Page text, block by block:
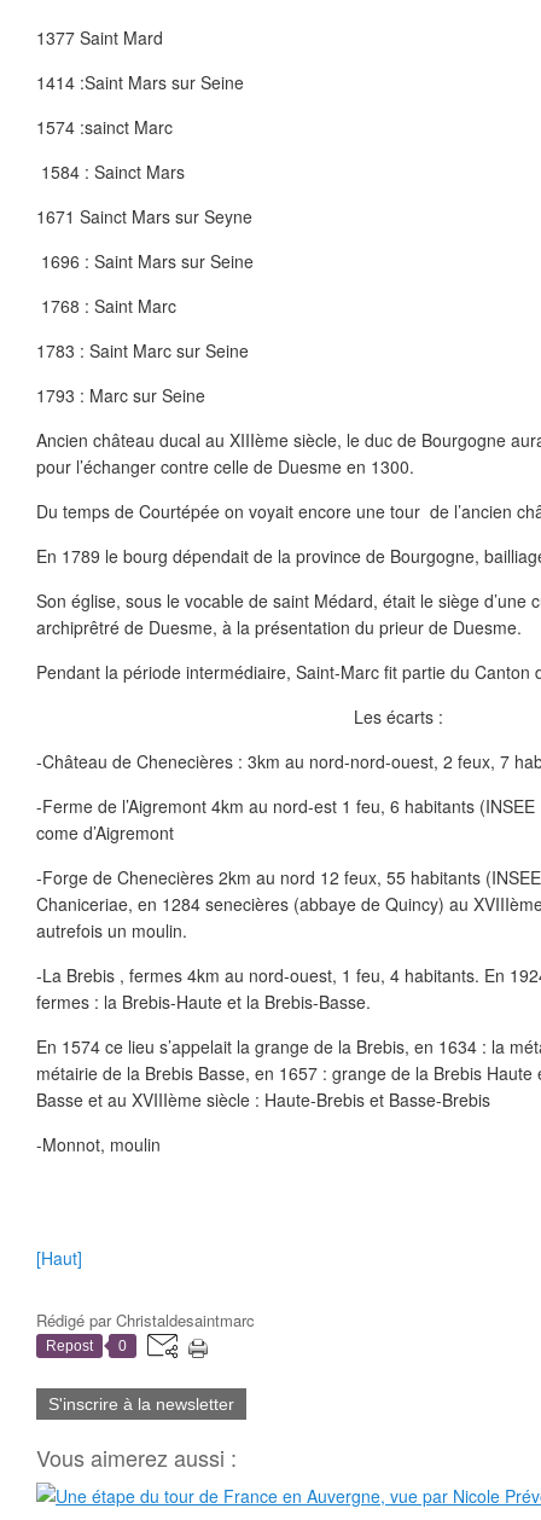
1377 Saint Mard
1414 :Saint Mars sur Seine
1574 :sainct Marc
1584 : Sainct Mars
1671 Sainct Mars sur Seyne
1696 : Saint Mars sur Seine
1768 : Saint Marc
1783 : Saint Marc sur Seine
1793 : Marc sur Seine
Ancien château ducal au XIIIème siècle, le duc de Bourgogne
pour l’échanger contre celle de Duesme en 1300.
Du temps de Courtépée on voyait encore une tour de l’ancien
En 1789 le bourg dépendait de la province de Bourgogne,
Son église, sous le vocable de saint Médard, était le siège d’une
archiprêtré de Duesme, à la présentation du prieur de Duesme.
Pendant la période intermédiaire, Saint-Marc fit partie du Canton
Les écarts :
-Château de Chenecières : 3km au nord-nord-ouest, 2 feux, 7
-Ferme de l’Aigremont 4km au nord-est 1 feu, 6 habitants
come d’Aigremont
-Forge de Chenecières 2km au nord 12 feux, 55 habitants
Chaniceriae, en 1284 senecières (abbaye de Quincy) au
autrefois un moulin.
-La Brebis , fermes 4km au nord-ouest, 1 feu, 4 habitants. En
fermes : la Brebis-Haute et la Brebis-Basse.
En 1574 ce lieu s’appelait la grange de la Brebis, en 1634 : la
métairie de la Brebis Basse, en 1657 : grange de la Brebis
Basse et au XVIIIème siècle : Haute-Brebis et Basse-Brebis
-Monnot, moulin
[Haut]
Rédigé parChristaldesaintmarc
Repost 0
S'inscrire à la newsletter
Vous aimerez aussi :